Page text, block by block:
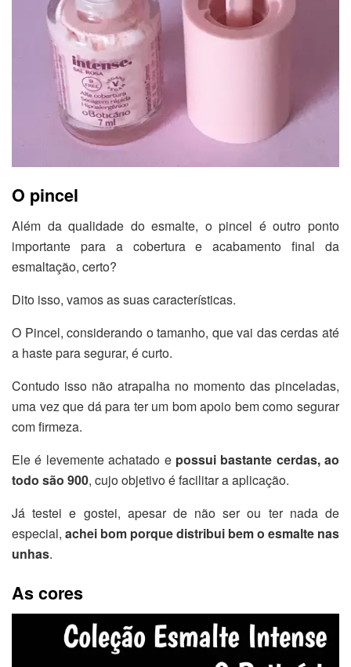
O pincel
Além da qualidade do esmalte, o pincel é outro ponto
importante para a cobertura e acabamento final da
esmaltação, certo?
Dito isso, vamos as suas características.
O Pincel, considerando o tamanho, que vai das cerdas até
a haste para segurar, é curto.
Contudo isso não atrapalha no momento das pinceladas,
uma vez que dá para ter um bom apoio bem como segurar
com firmeza.
Ele é levemente achatado e possui bastante cerdas, ao
todo são 900, cujo objetivo é facilitar a aplicação.
Já testei e gostei, apesar de não ser ou ter nada de
especial, achei bom porque distribui bem o esmalte nas
unhas.
As cores